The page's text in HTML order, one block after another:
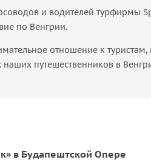
и водителей турфирмы
по Венгрии.
отношение к
путешественников в
в Будапештской Опере